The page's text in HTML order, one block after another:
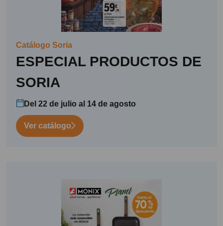
Catálogo Soria
ESPECIAL PRODUCTOS DE
SORIA
Del 22 de julio al 14 de agosto
Ver catálogo